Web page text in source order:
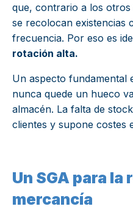
que, contrario a los
se recolocan existencias
frecuencia. Por eso es
rotación alta.
Un aspecto fundamental
nunca quede un hueco
almacén. La falta de
clientes y supone costes
Un SGA para
mercancía